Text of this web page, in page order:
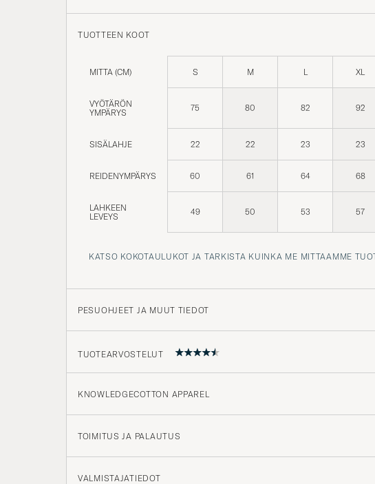
TUOTTEEN KOOT
MITTA (CM) S M L XL
VYÖTÄRÖN
YMPÄRYS
75 80 82 92
SISÄLAHJE 22 22 23 23
REIDENYMPÄRYS 60 61 64 68
LAHKEEN
LEVEYS
49 50 53 57
KATSO KOKOTAULUKOT JA TARKISTA KUINKA ME MITTAAMME
PESUOHJEET JA MUUT TIEDOT
TUOTEARVOSTELUT
KNOWLEDGECOTTON APPAREL
TOIMITUS JA PALAUTUS
VALMISTAJATIEDOT